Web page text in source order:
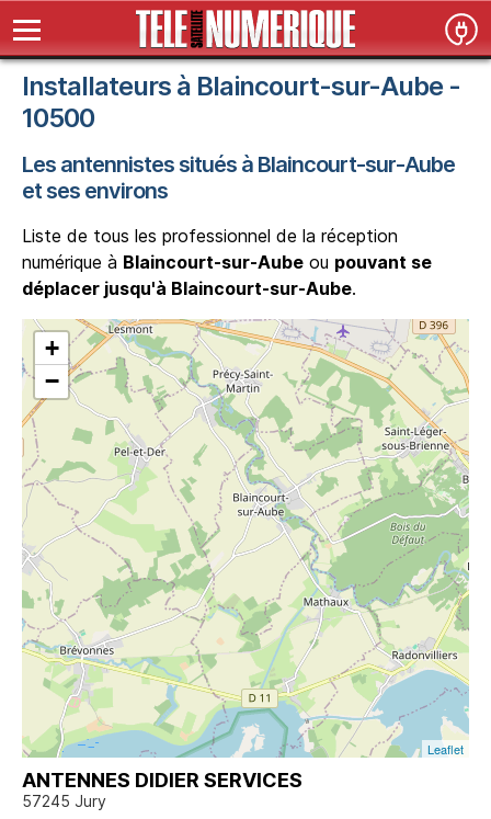
Installateurs à Blaincourt-sur-Aube -
10500
Les antennistes situés à Blaincourt-sur-Aube
et ses environs
Liste de tous les professionnel de la réception
numérique à Blaincourt-sur-Aube ou pouvant se
déplacer jusqu'à Blaincourt-sur-Aube.
+
−
Leaflet
ANTENNES DIDIER SERVICES
57245 Jury